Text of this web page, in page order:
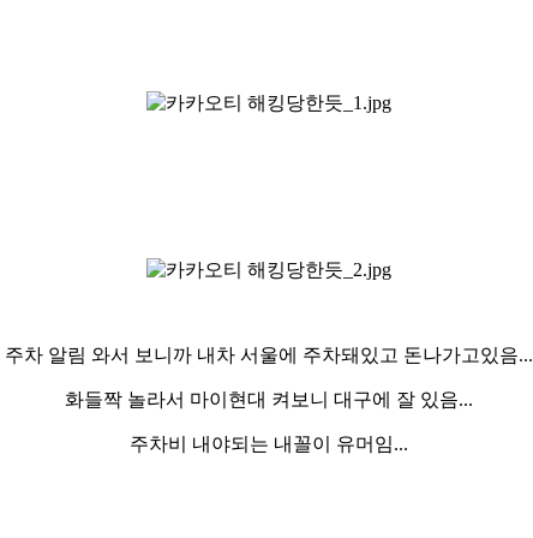
주차 알림 와서 보니까 내차 서울에 주차돼있고 돈나가고있음...
화들짝 놀라서 마이현대 켜보니 대구에 잘 있음...
주차비 내야되는 내꼴이 유머임...